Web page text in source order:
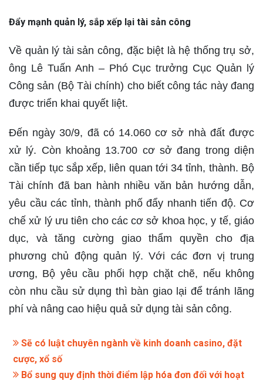
Đẩy mạnh quản lý, sắp xếp lại tài sản công
Về quản lý tài sản công, đặc biệt là hệ thống trụ sở,
ông Lê Tuấn Anh – Phó Cục trưởng Cục Quản lý
Công sản (Bộ Tài chính) cho biết công tác này đang
được triển khai quyết liệt.
Đến ngày 30/9, đã có 14.060 cơ sở nhà đất được
xử lý. Còn khoảng 13.700 cơ sở đang trong diện
cần tiếp tục sắp xếp, liên quan tới 34 tỉnh, thành. Bộ
Tài chính đã ban hành nhiều văn bản hướng dẫn,
yêu cầu các tỉnh, thành phố đẩy nhanh tiến độ. Cơ
chế xử lý ưu tiên cho các cơ sở khoa học, y tế, giáo
dục, và tăng cường giao thẩm quyền cho địa
phương chủ động quản lý. Với các đơn vị trung
ương, Bộ yêu cầu phối hợp chặt chẽ, nếu không
còn nhu cầu sử dụng thì bàn giao lại để tránh lãng
phí và nâng cao hiệu quả sử dụng tài sản công.
Sẽ có luật chuyên ngành về kinh doanh casino, đặt
cược, xổ số
Bổ sung quy định thời điểm lập hóa đơn đối với hoạt